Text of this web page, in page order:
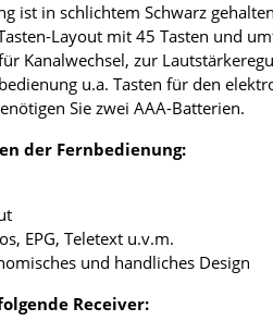
ist in schlichtem Schwarz
Layout mit 45 Tasten und
Kanalwechsel, zur
u.a. Tasten für den
Sie zwei AAA-Batterien.
der Fernbedienung:
EPG, Teletext u.v.m.
und handliches Design
Receiver: